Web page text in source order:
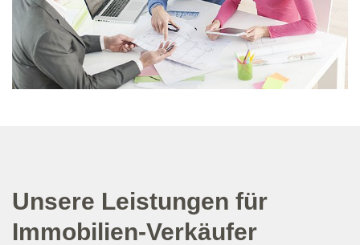
Unsere Leistungen für
Immobilien-Verkäufer